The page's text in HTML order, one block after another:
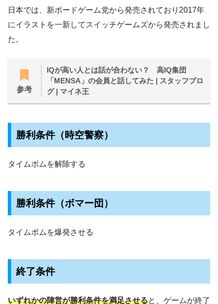
日本では、新ボードゲーム党から発売されており2017年
にイラストを一新してスイッチゲームズから発売されまし
た。
参考
IQが高い人とは話が合わない？ 高IQ集団
「MENSA」の会員と話してみた | スタッフブロ
グ | マイネ王
勝利条件（時空警察）
タイムボムを解除する
勝利条件（ボマー団）
タイムボムを爆発させる
終了条件
いずれかの陣営が勝利条件を満足させると、ゲームが終了